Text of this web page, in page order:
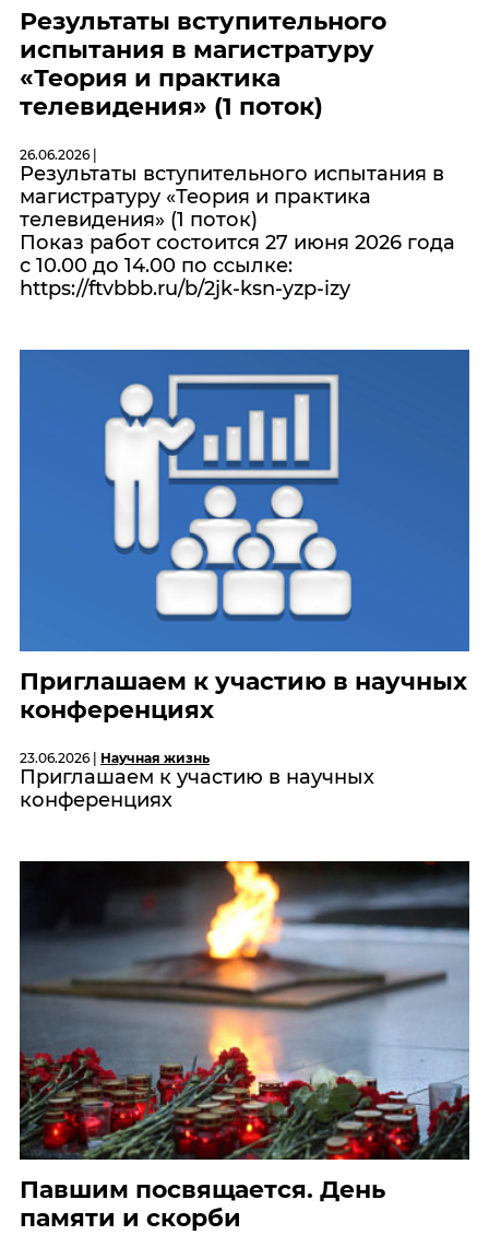
Результаты вступительного
испытания в магистратуру
«Теория и практика
телевидения» (1 поток)
26.06.2026 |
Результаты вступительного испытания в
магистратуру «Теория и практика
телевидения» (1 поток)
Показ работ состоится 27 июня 2026 года
с 10.00 до 14.00 по ссылке:
https://ftvbbb.ru/b/2jk-ksn-yzp-izy
Приглашаем к участию в научных
конференциях
23.06.2026 | Научная жизнь
Приглашаем к участию в научных
конференциях
Павшим посвящается. День
памяти и скорби